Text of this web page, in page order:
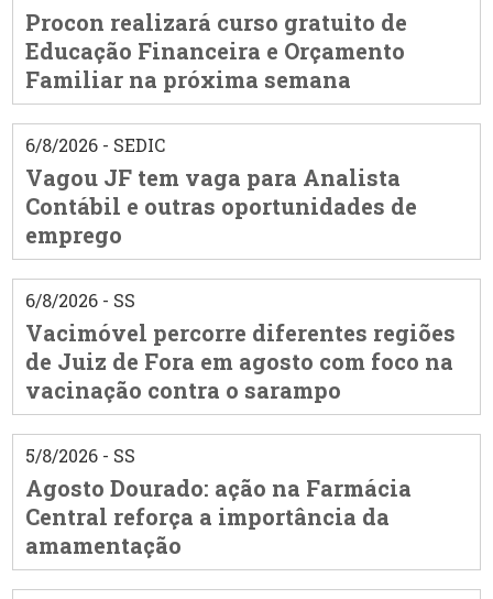
Procon realizará curso gratuito de
Educação Financeira e Orçamento
Familiar na próxima semana
6/8/2026 - SEDIC
Vagou JF tem vaga para Analista
Contábil e outras oportunidades de
emprego
6/8/2026 - SS
Vacimóvel percorre diferentes regiões
de Juiz de Fora em agosto com foco na
vacinação contra o sarampo
5/8/2026 - SS
Agosto Dourado: ação na Farmácia
Central reforça a importância da
amamentação